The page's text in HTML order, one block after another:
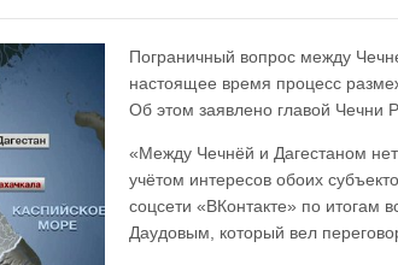
Пограничный вопрос между
настоящее время процесс
Об этом заявлено главой Чечни
«Между Чечнёй и Дагестаном
учётом интересов обоих
соцсети «ВКонтакте» по итогам
Даудовым, который вел